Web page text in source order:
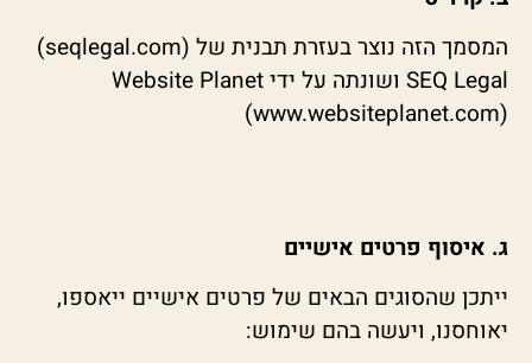
המסמך הזה נוצר בעזרת תבנית של (seqlegal.com)
SEQ Legal ושונתה על ידי Website Planet
(www.websiteplanet.com)
ג. איסוף פרטים אישיים
ייתכן שהסוגים הבאים של פרטים אישיים ייאספו,
יאוחסנו, ויעשה בהם שימוש: